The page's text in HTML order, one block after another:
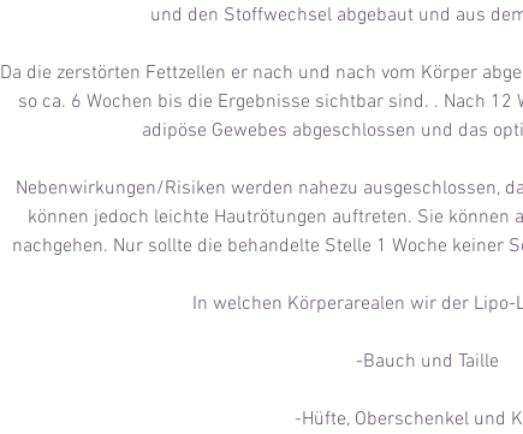
und den Stoffwechsel abgebaut und aus
Da die zerstörten Fettzellen er nach und nach vom Körper
so ca. 6 Wochen bis die Ergebnisse sichtbar sind. . Nach
adipöse Gewebes abgeschlossen und das
Nebenwirkungen/Risiken werden nahezu ausgeschlossen,
können jedoch leichte Hautrötungen auftreten. Sie können
nachgehen. Nur sollte die behandelte Stelle 1 Woche keiner
In welchen Körperarealen wir der Lipo-
-Bauch und Taille
-Hüfte, Oberschenkel und